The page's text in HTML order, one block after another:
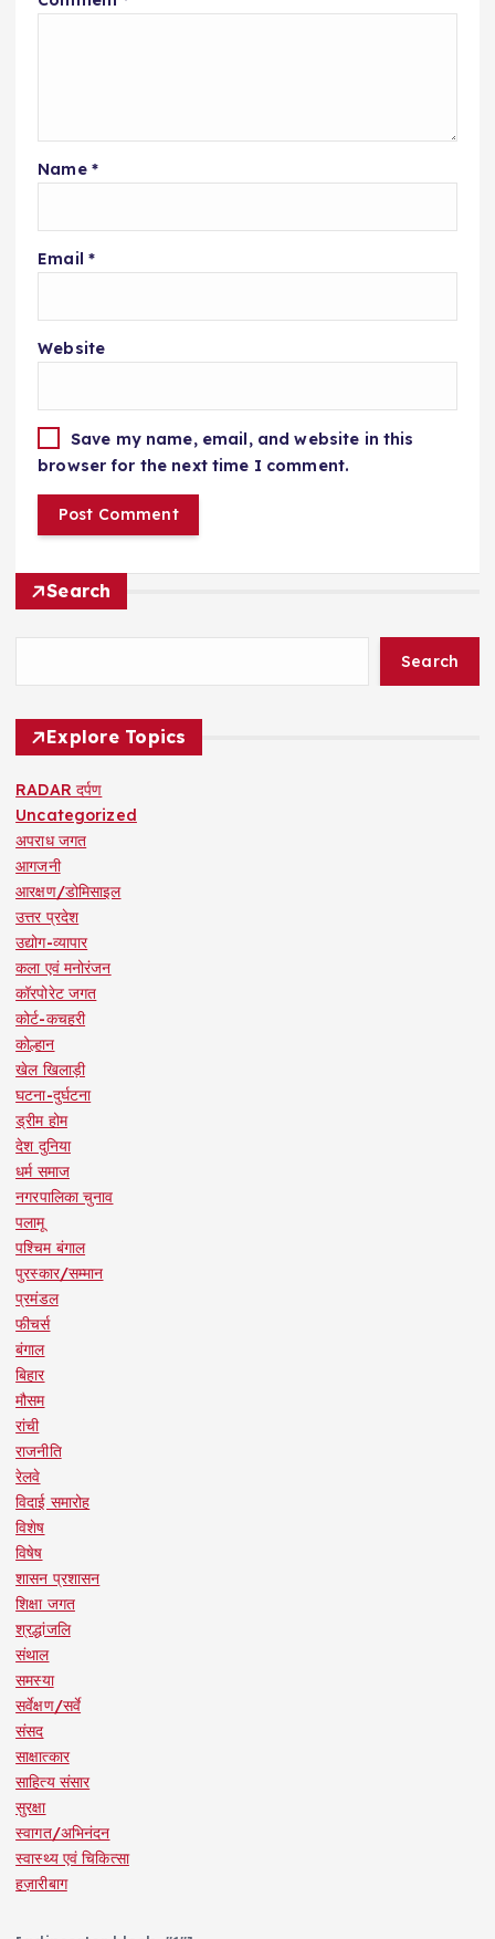
Name *
Email *
Website
Save my name, email, and website in this
browser for the next time I comment.
Search
Search
Explore Topics
RADAR दर्पण
Uncategorized
अपराध जगत
आगजनी
आरक्षण/डोमिसाइल
उत्तर प्रदेश
उद्योग-व्यापार
कला एवं मनोरंजन
कॉरपोरेट जगत
कोर्ट-कचहरी
कोल्हान
खेल खिलाड़ी
घटना-दुर्घटना
ड्रीम होम
देश दुनिया
धर्म समाज
नगरपालिका चुनाव
पलामू
पश्चिम बंगाल
पुरस्कार/सम्मान
प्रमंडल
फीचर्स
बंगाल
बिहार
मौसम
रांची
राजनीति
रेलवे
विदाई समारोह
विशेष
विषेष
शासन प्रशासन
शिक्षा जगत
श्रद्धांजलि
संथाल
समस्या
सर्वेक्षण/सर्वे
संसद
साक्षात्कार
साहित्य संसार
सुरक्षा
स्वागत/अभिनंदन
स्वास्थ्य एवं चिकित्सा
हज़ारीबाग